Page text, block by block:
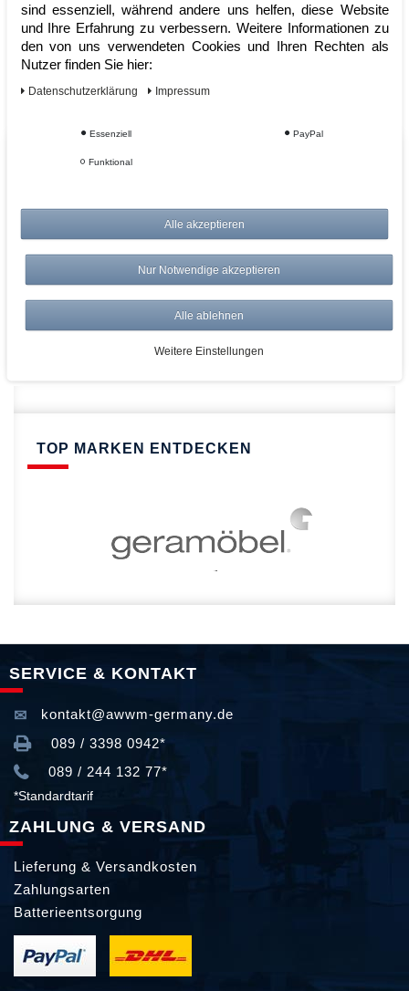
Sofort lieferbar
Vom Profi für Profis - Ihre Vorteile
Versandkostenfrei ab 150€
Risikolos: 14 Tage Rückgabe
Über 20.000 Artikel
Schnelle Lieferung
TOP MARKEN ENTDECKEN
SERVICE & KONTAKT
kontakt@awwm-germany.de
089 / 3398 0942*
089 / 244 132 77*
*Standardtarif
ZAHLUNG & VERSAND
Lieferung & Versandkosten
Zahlungsarten
Batterieentsorgung
sind essenziell, während andere uns helfen, diese Website
und Ihre Erfahrung zu verbessern. Weitere Informationen zu
den von uns verwendeten Cookies und Ihren Rechten als
Nutzer finden Sie hier:
Daten­schutz­erklärung Impressum
Essenziell PayPal
Funktional
Alle akzeptieren
Nur Notwendige akzeptieren
Alle ablehnen
Weitere Einstellungen